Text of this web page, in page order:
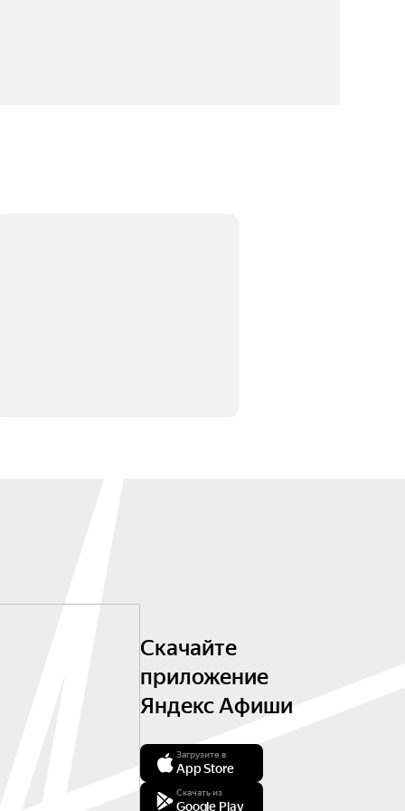
Скачайте
приложение
Яндекс Афиши
Загрузите в
App Store
Скачать из
Google Play